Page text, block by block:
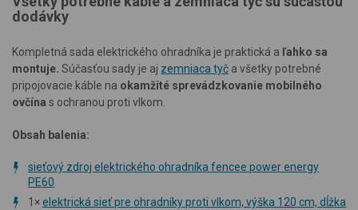
dodávky
Kompletná sada elektrického ohradníka je praktická a ľahko sa
montuje. Súčasťou sady je aj zemniaca tyč a všetky potrebné
pripojovacie káble na okamžité sprevádzkovanie mobilného
ovčína s ochranou proti vlkom.
Obsah balenia:
sieťový zdroj elektrického ohradníka fencee power energy
PE60
1×elektrická sieť pre ohradníky proti vlkom, výška 120 cm, dĺžka